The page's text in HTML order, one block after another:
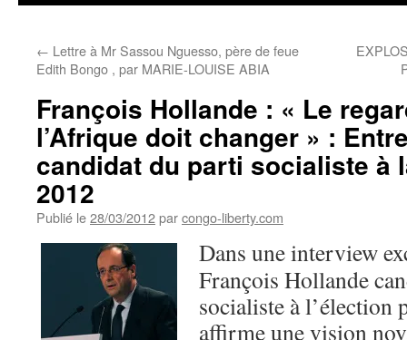
← Lettre à Mr Sassou Nguesso, père de feue
Edith Bongo , par MARIE-LOUISE ABIA
François Hollande : « Le
l’Afrique doit changer » :
candidat du parti socialiste à
2012
Publié le28/03/2012parcongo-liberty.com
Dans une interview
François Hollande
socialiste à l’élection
affirme une vision